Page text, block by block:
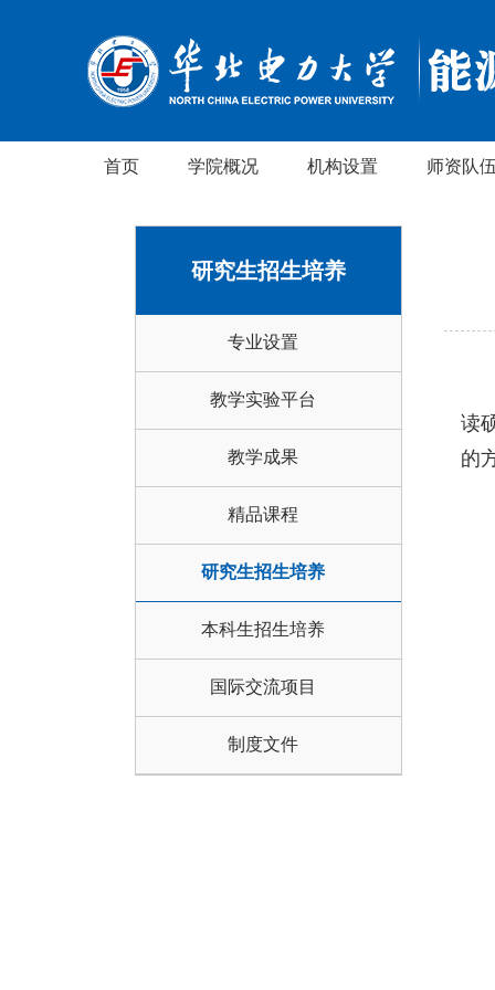
首页 学院概况 机构设置 师资队
研究生招生培养
专业设置
教学实验平台
教学成果
精品课程
研究生招生培养
本科生招生培养
国际交流项目
制度文件
读
的